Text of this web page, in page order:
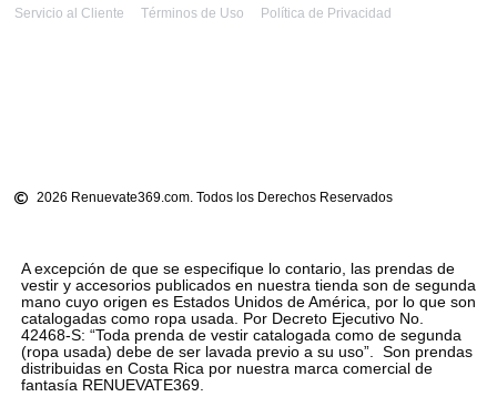
2026 Renuevate369.com. Todos los Derechos Reservados
Servicio al Cliente Términos de Uso Política de Privacidad
A excepción de que se especifique lo contario, las prendas de
vestir y accesorios publicados en nuestra tienda son de segunda
mano cuyo origen es Estados Unidos de América, por lo que son
catalogadas como ropa usada. Por Decreto Ejecutivo No.
42468-S: “Toda prenda de vestir catalogada como de segunda
(ropa usada) debe de ser lavada previo a su uso”. Son prendas
distribuidas en Costa Rica por nuestra marca comercial de
fantasía RENUEVATE369.